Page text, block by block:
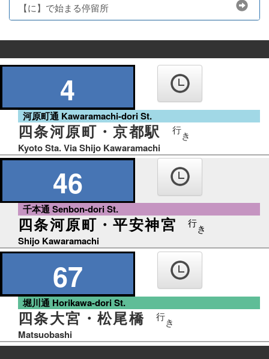
【に】で始まる停留所
の
4
河原町通 Kawaramachi-dori St.
四条河原町・京都駅 行き
Kyoto Sta. Via Shijo Kawaramachi
46
千本通 Senbon-dori St.
四条河原町・平安神宮 行き
Shijo Kawaramachi
67
堀川通 Horikawa-dori St.
四条大宮・松尾橋 行き
Matsuobashi